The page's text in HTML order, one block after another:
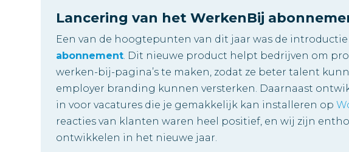
Lancering van het WerkenBij
Een van de hoogtepunten van dit jaar was de
abonnement . Dit nieuwe product helpt bedrijven om
werken-bij-pagina’s te maken, zodat ze beter talent
employer branding kunnen versterken. Daarnaast
in voor vacatures die je gemakkelijk kan installeren op
reacties van klanten waren heel positief, en wij zijn
ontwikkelen in het nieuwe jaar.